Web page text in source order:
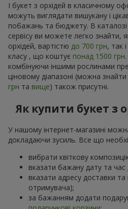
І букет з орхідей в класичному
можуть виглядати вишукану і
побажань та бюджету. В каталозі
сервісу ви можете легко знайти,
орхідей, вартістю до 700 грн, так
класу , що коштує понад 1500 грн
комбінуючи іншими рослинами
ціновому діапазоні (можна знайти
грн та вище) також присутні.
Як купити букет з
У нашому інтернет-магазині
докладаючи зусиль. Все що
вибрати квіткову
вказати бажану дату та час
вказати адресу доставки та
отримувача);
за бажанням додати